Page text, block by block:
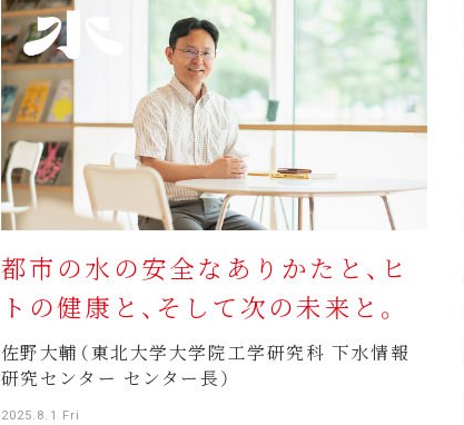
都市の水の安全なありかたと、ヒ
トの健康と、そして次の未来と。
佐野大輔（東北大学大学院工学研究科 下水情報
研究センター センター長）
2025.8.1 Fri